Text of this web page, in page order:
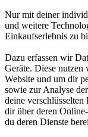
Nur mit deiner
und weitere
Einkaufserlebnis zu
Dazu erfassen wir
Geräte. Diese
Website und um dir
sowie zur Analyse
deine
dir über deren
du deren Dienste